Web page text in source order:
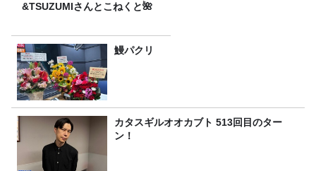
&TSUZUMIさんとこねくと🌺
鰻パクリ
カタスギルオオカブト 513回目のター
ン！